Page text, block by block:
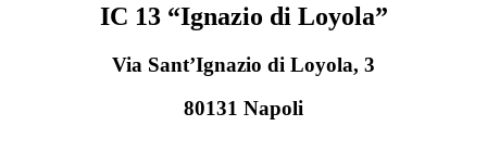
IC 13 “Ignazio di Loyola”
Via Sant’Ignazio di Loyola, 3
80131 Napoli